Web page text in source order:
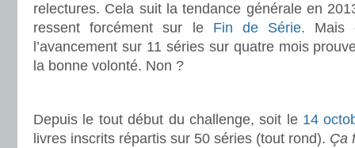
relectures. Cela suit la tendance générale en
ressent forcément sur le Fin de Série. Mais
l’avancement sur 11 séries sur quatre mois
la bonne volonté. Non ?
Depuis le tout début du challenge, soit le 14
livres inscrits répartis sur 50 séries (tout rond). Ça